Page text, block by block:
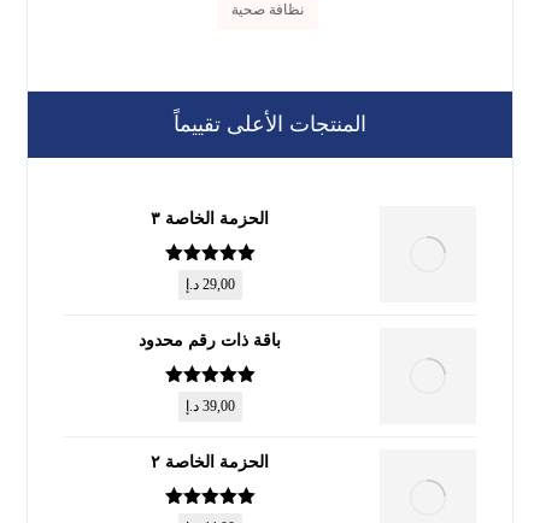
نظافة صحية
المنتجات الأعلى تقييماً
الحزمة الخاصة ٣
تم التقييم
من 5
29,00 د.إ
باقة ذات رقم محدود
تم التقييم
من 5
39,00 د.إ
الحزمة الخاصة ٢